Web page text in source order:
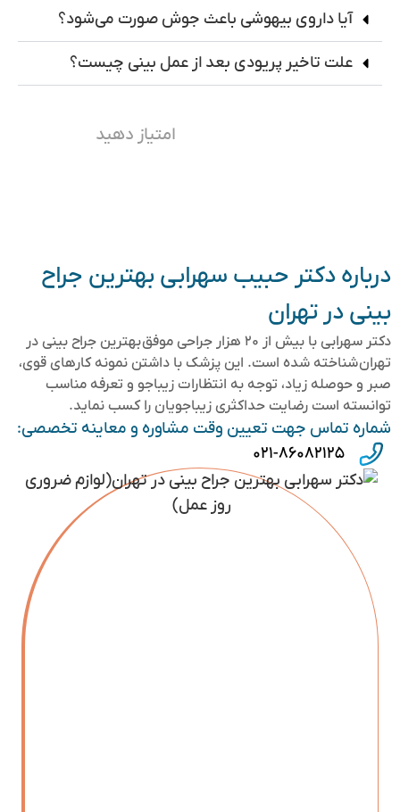
آیا داروی بیهوشی باعث جوش صورت می‌شود؟
علت تاخیر پریودی بعد از عمل بینی چیست؟
امتیاز دهید
درباره دکتر حبیب سهرابی بهترین جراح
بینی در تهران
دکتر سهرابی با بیش از ۲۰ هزار جراحی موفق بهترین جراح بینی در
تهران شناخته شده است. این پزشک با داشتن نمونه کارهای قوی،
صبر و حوصله زیاد، توجه به انتظارات زیباجو و تعرفه مناسب
توانسته است رضایت حداکثری زیباجویان را کسب نماید.
شماره تماس جهت تعیین وقت مشاوره و معاینه تخصصی:
۰۲۱-۸۶۰۸۲۱۲۵